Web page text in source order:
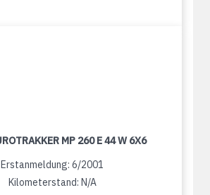
MP 260 E 44 W 6X6
Erstanmeldung: 6/2001
Kilometerstand: N/A